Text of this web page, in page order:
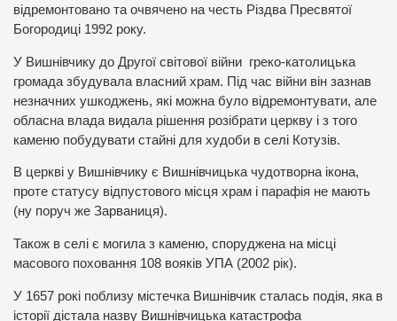
відремонтовано та очвячено на честь Різдва Пресвятої
Богородиці 1992 року.
У Вишнівчику до Другої світової війни греко-католицька
громада збудувала власний храм. Під час війни він зазнав
незначних ушкоджень, які можна було відремонтувати, але
обласна влада видала рішення розібрати церкву і з того
каменю побудувати стайні для худоби в селі Котузів.
В церкві у Вишнівчику є Вишнівчицька чудотворна ікона,
проте статусу відпустового місця храм і парафія не мають
(ну поруч же Зарваниця).
Також в селі є могила з каменю, споруджена на місці
масового поховання 108 вояків УПА (2002 рік).
У 1657 рокі поблизу містечка Вишнівчик сталась подія, яка в
історії дістала назву Вишнівчицька катастрофа